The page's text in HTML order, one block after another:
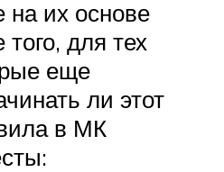
их основе
для тех
еще
ли этот
в МК